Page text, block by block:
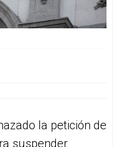
la petición de
suspender